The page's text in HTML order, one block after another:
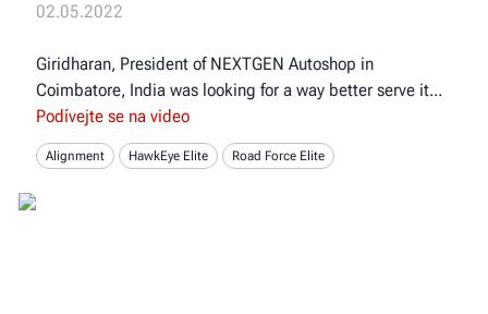
02.05.2022
Giridharan, President of NEXTGEN Autoshop in
Coimbatore, India was looking for a way better serve it
Podívejte se na video
Alignment HawkEye Elite Road Force Elite